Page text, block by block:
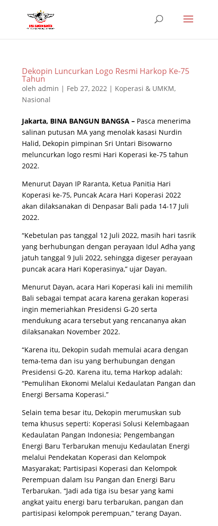
Dekopin Luncurkan Logo Resmi Harkop Ke-75
Tahun
oleh admin | Feb 27, 2022| Koperasi & UMKM,
Nasional
Jakarta, BINA BANGUN BANGSA – Pasca menerima
salinan putusan MA yang menolak kasasi Nurdin
Halid, Dekopin pimpinan Sri Untari Bisowarno
meluncurkan logo resmi Hari Koperasi ke-75 tahun
2022.
Menurut Dayan IP Raranta, Ketua Panitia Hari
Koperasi ke-75, Puncak Acara Hari Koperasi 2022
akan dilaksanakan di Denpasar Bali pada 14-17 Juli
2022.
“Kebetulan pas tanggal 12 Juli 2022, masih hari tasrik
yang berhubungan dengan perayaan Idul Adha yang
jatuh tanggal 9 Juli 2022, sehingga digeser perayaan
puncak acara Hari Koperasinya,” ujar Dayan.
Menurut Dayan, acara Hari Koperasi kali ini memilih
Bali sebagai tempat acara karena gerakan koperasi
ingin memeriahkan Presidensi G-20 serta
mendukung acara tersebut yang rencananya akan
dilaksanakan November 2022.
“Karena itu, Dekopin sudah memulai acara dengan
tema-tema dan isu yang berhubungan dengan
Presidensi G-20. Karena itu, tema Harkop adalah:
“Pemulihan Ekonomi Melalui Kedaulatan Pangan dan
Energi Bersama Koperasi.”
Selain tema besar itu, Dekopin merumuskan sub
tema khusus seperti: Koperasi Solusi Kelembagaan
Kedaulatan Pangan Indonesia; Pengembangan
Energi Baru Terbarukan menuju Kedaulatan Energi
melalui Pendekatan Koperasi dan Kelompok
Masyarakat; Partisipasi Koperasi dan Kelompok
Perempuan dalam Isu Pangan dan Energi Baru
Terbarukan. “Jadi ada tiga isu besar yang kami
angkat yaitu energi baru terbarukan, pangan dan
partisipasi kelompok perempuan,” terang Dayan.